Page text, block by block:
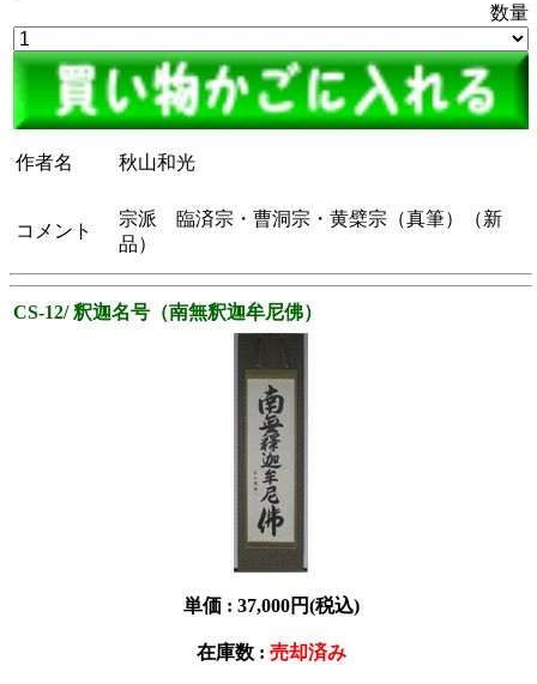
数量
作者名 秋山和光
コメント
宗派 臨済宗・曹洞宗・黄檗宗（真筆）（新
品）
CS-12/ 釈迦名号（南無釈迦牟尼佛）
単価 : 37,000円(税込)
在庫数 : 売却済み